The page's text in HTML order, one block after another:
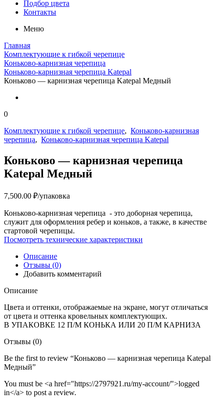
Подбор цвета
Контакты
Меню
Главная
Комплектующие к гибкой черепице
Коньково-карнизная черепица
Коньково-карнизная черепица Katepal
Коньково — карнизная черепица Katepal Медный
0
Комплектующие к гибкой черепице, Коньково-карнизная
черепица, Коньково-карнизная черепица Katepal
Коньково — карнизная черепица
Katepal Медный
7,500.00 ₽/упаковка
Коньково-карнизная черепица - это доборная черепица,
служит для оформления ребер и коньков, а также, в качестве
стартовой черепицы.
Посмотреть технические характеристики
Описание
Отзывы (0)
Добавить комментарий
Описание
Цвета и оттенки, отображаемые на экране, могут отличаться
от цвета и оттенка кровельных комплектующих.
В УПАКОВКЕ 12 П/М КОНЬКА ИЛИ 20 П/М КАРНИЗА
Отзывы (0)
Be the first to review “Коньково — карнизная черепица Katepal
Медный”
You must be <a href="https://2797921.ru/my-account/">logged
in</a> to post a review.